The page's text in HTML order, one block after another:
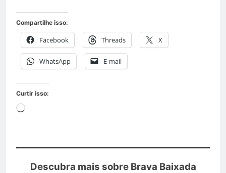
Compartilhe isso:
Facebook Threads X
WhatsApp E-mail
Curtir isso:
Descubra mais sobre Brava Baixada